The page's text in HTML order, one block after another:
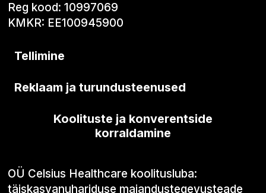
Reg kood: 10997069
KMKR: EE100945900
Tellimine
Reklaam ja turundusteenused
Koolituste ja konverentside
korraldamine
OÜ Celsius Healthcare koolitusluba:
täiskasvanuhariduse majandustegevusteade